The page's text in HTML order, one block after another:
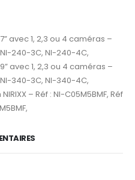
avec 1, 2,3 ou 4 caméras –
240-3C, NI-240-4C,
avec 1, 2,3 ou 4 caméras –
340-3C, NI-340-4C,
– Réf : NI-C05M5BMF, Réf